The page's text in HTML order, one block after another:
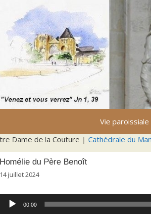
Vie paroissiale
Dame de la Couture | Cathédrale du
Homélie du Père Benoît
14 juillet 2024
Lecteur
audio
00:00